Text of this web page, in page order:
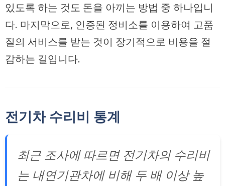
있도록 하는 것도 돈을 아끼는 방법 중 하나입니
다. 마지막으로, 인증된 정비소를 이용하여 고품
질의 서비스를 받는 것이 장기적으로 비용을 절
감하는 길입니다.
전기차 수리비 통계
최근 조사에 따르면 전기차의 수리비
는 내연기관차에 비해 두 배 이상 높